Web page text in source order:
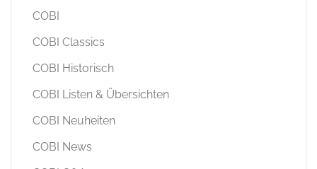
COBI
COBI Classics
COBI Historisch
COBI Listen & Übersichten
COBI Neuheiten
COBI News